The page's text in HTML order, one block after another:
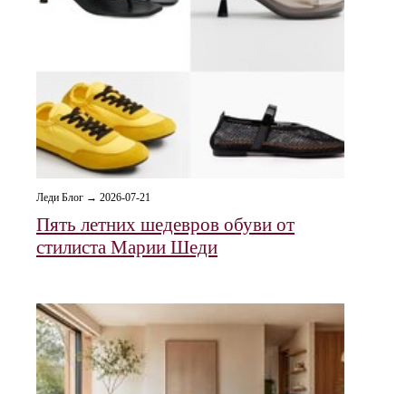
Леди Блог → 2026-07-21
Пять летних шедевров обуви от
стилиста Марии Шеди